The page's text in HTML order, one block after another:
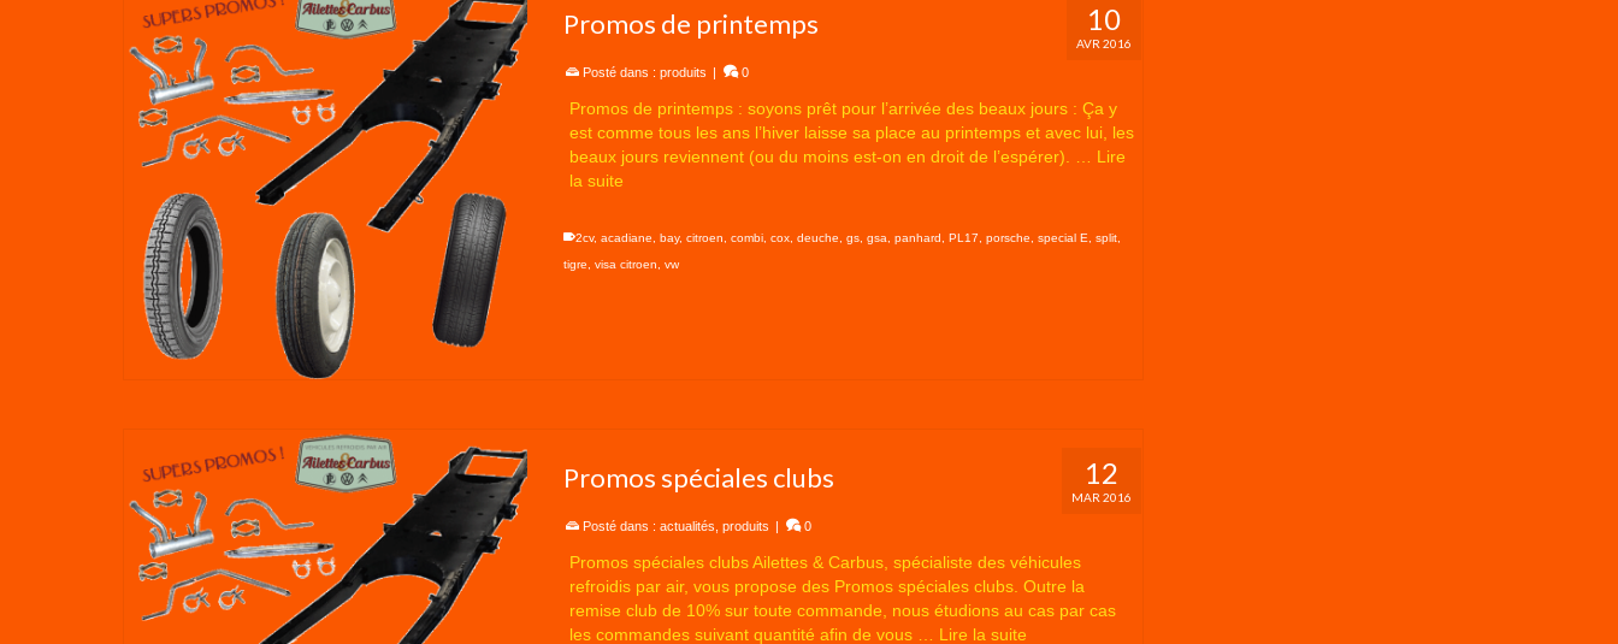
10
AVR 2016
Promos de printemps
Posté dans : produits | 0
Promos de printemps : soyons prêt pour l’arrivée des beaux jours : Ça y
est comme tous les ans l’hiver laisse sa place au printemps et avec lui, les
beaux jours reviennent (ou du moins est-on en droit de l’espérer). … Lire
la suite
2cv, acadiane bay, citroen combi, cox, deuche gs, gsa panhard PL17 porsche special E split,
tigre
visa citroen vw
12
MAR 2016
Promos spéciales clubs
Posté dans : actualités produits | 0
Promos spéciales clubs Ailettes & Carbus, spécialiste des véhicules
refroidis par air, vous propose des Promos spéciales clubs. Outre la
remise club de 10% sur toute commande, nous étudions au cas par cas
les commandes suivant quantité afin de vous … Lire la suite